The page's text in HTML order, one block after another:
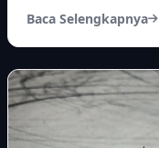
Baca Selengkapnya